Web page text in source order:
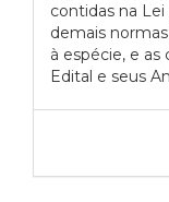
contidas na Lei
demais
à espécie, e
Edital e seus